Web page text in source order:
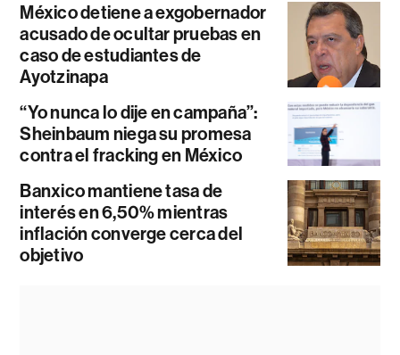
México detiene a exgobernador
acusado de ocultar pruebas en
caso de estudiantes de
Ayotzinapa
“Yo nunca lo dije en campaña”:
Sheinbaum niega su promesa
contra el fracking en México
Banxico mantiene tasa de
interés en 6,50% mientras
inflación converge cerca del
objetivo